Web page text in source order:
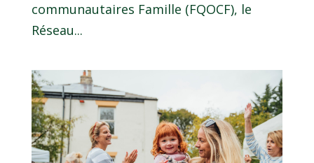
communautaires Famille (FQOCF), le
Réseau...